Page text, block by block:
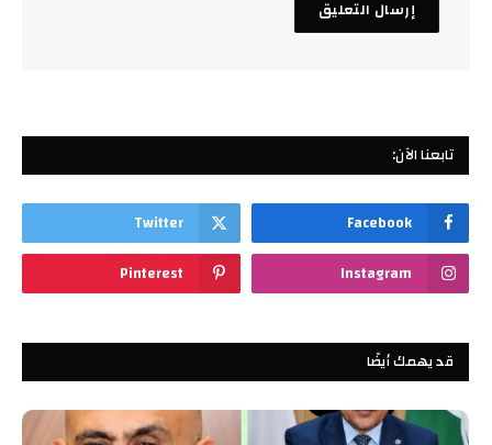
تابعنا الآن:
Facebook
Twitter
Instagram
Pinterest
قد يهمك أيضًا